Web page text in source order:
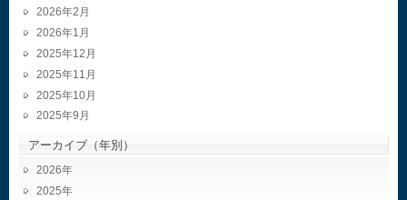
2026年2月
2026年1月
2025年12月
2025年11月
2025年10月
2025年9月
アーカイブ（年別）
2026
2025